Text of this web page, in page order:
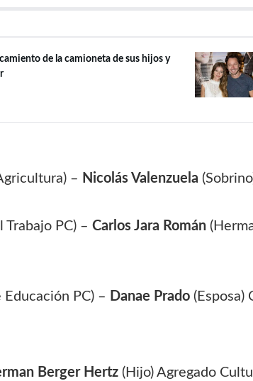
de la camioneta de sus hijos y
– Nicolás Valenzuela
PC) – Carlos Jara Román
PC) – Danae Prado (Esposa)
Berger Hertz (Hijo) Agregado